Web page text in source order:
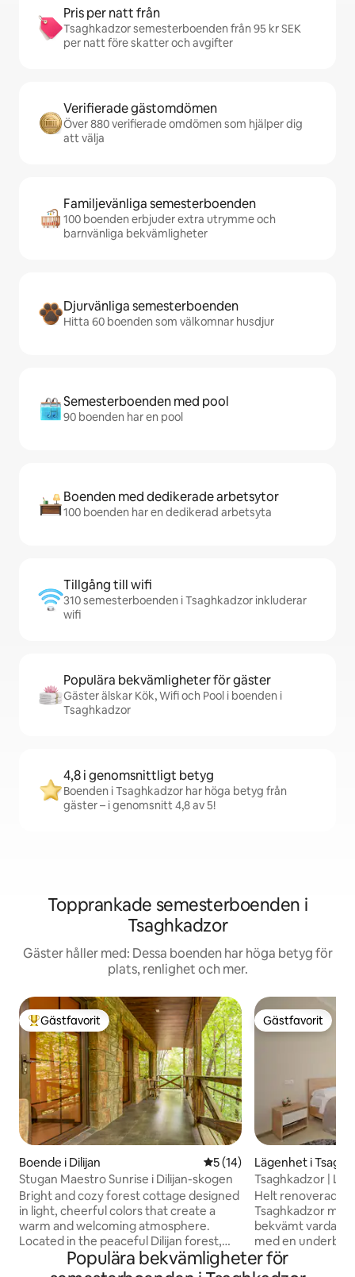
Pris per natt från
Tsaghkadzor semesterboenden från 95 kr SEK
per natt före skatter och avgifter
Verifierade gästomdömen
Över 880 verifierade omdömen som hjälper dig
att välja
Familjevänliga semesterboenden
100 boenden erbjuder extra utrymme och
barnvänliga bekvämligheter
Djurvänliga semesterboenden
Hitta 60 boenden som välkomnar husdjur
Semesterboenden med pool
90 boenden har en pool
Boenden med dedikerade arbetsytor
100 boenden har en dedikerad arbetsyta
Tillgång till wifi
310 semesterboenden i Tsaghkadzor inkluderar
wifi
Populära bekvämligheter för gäster
Gäster älskar Kök, Wifi och Pool i boenden i
Tsaghkadzor
4,8 i genomsnittligt betyg
Boenden i Tsaghkadzor har höga betyg från
gäster – i genomsnitt 4,8 av 5!
Topprankade semesterboenden i
Tsaghkadzor
Gäster håller med: Dessa boenden har höga betyg för
plats, renlighet och mer.
Populär gästfavorit
Gästfavorit
Boende i Dilijan 5 av 5 i genomsnittligt
5 (14)
Stugan Maestro Sunrise i Dilijan-skogen
Bright and cozy forest cottage designed
in light, cheerful colors that create a
warm and welcoming atmosphere.
Located in the peaceful Dilijan forest,
this cottage features a large balcony
perfect for enjoying fresh mountain air
Gästfavorit
Gästfavorit
Lägenhet i
Tsaghkadzor |
| Självincheckning
Helt renoverad
Tsaghkadzor
bekvämt
med en
par, familjer eller
till en säng för 2 extra
Populära bekvämligheter för